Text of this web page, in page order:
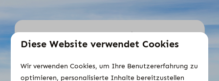
8,6 / 10 ⭐
privaten Sanitäreinrichtungen. Diese Luxusart
Diese Website verwendet Cookies
Wir verwenden Cookies, um Ihre Benutzererfahrung zu
optimieren, personalisierte Inhalte bereitzustellen